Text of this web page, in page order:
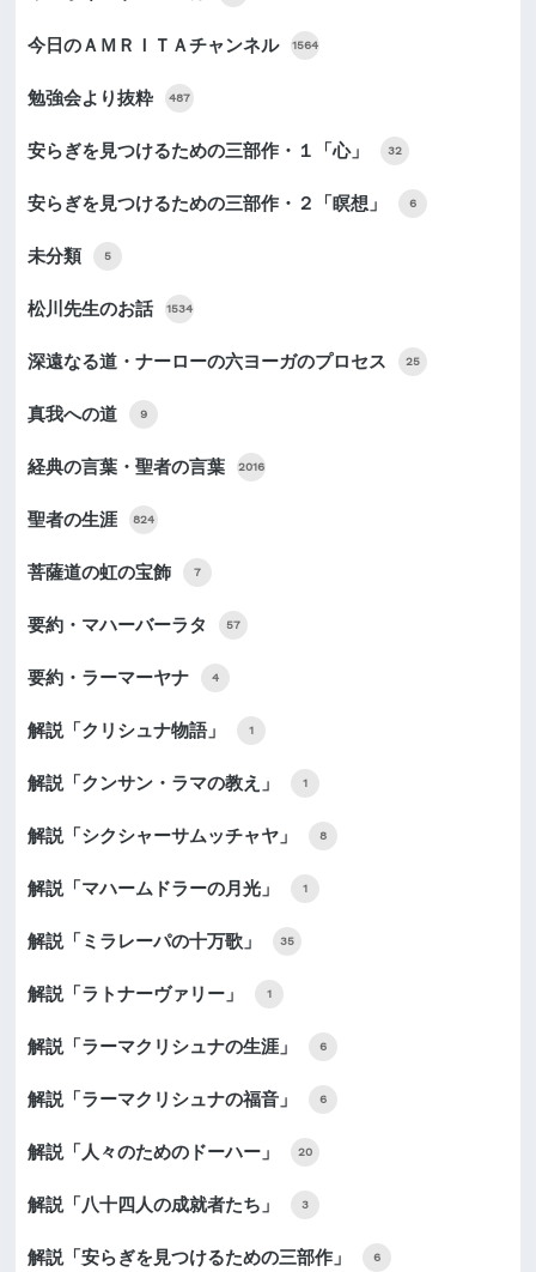
今日のＡＭＲＩＴＡチャンネル 1564
勉強会より抜粋 487
安らぎを見つけるための三部作・１「心」 32
安らぎを見つけるための三部作・２「瞑想」 6
未分類 5
松川先生のお話 1534
深遠なる道・ナーローの六ヨーガのプロセス 25
真我への道 9
経典の言葉・聖者の言葉 2016
聖者の生涯 824
菩薩道の虹の宝飾 7
要約・マハーバーラタ 57
要約・ラーマーヤナ 4
解説「クリシュナ物語」 1
解説「クンサン・ラマの教え」 1
解説「シクシャーサムッチャヤ」 8
解説「マハームドラーの月光」 1
解説「ミラレーパの十万歌」 35
解説「ラトナーヴァリー」 1
解説「ラーマクリシュナの生涯」 6
解説「ラーマクリシュナの福音」 6
解説「人々のためのドーハー」 20
解説「八十四人の成就者たち」 3
解説「安らぎを見つけるための三部作」 6